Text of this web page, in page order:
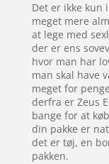
Det er ikke kun
meget mere
at lege med
der er ens
hvor man har
man skal have
meget for
derfra er Zeus
bange for at
din pakke er
det er tøj, en
pakken.